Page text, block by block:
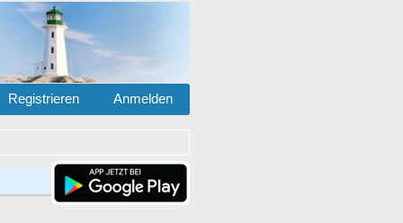
Anmelden
Registrieren